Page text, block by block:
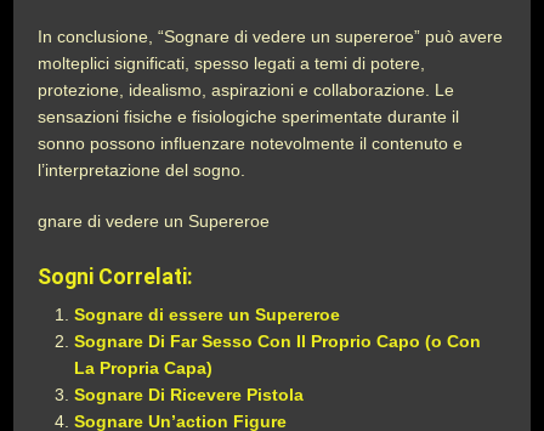
In conclusione, “Sognare di vedere un supereroe” può avere
molteplici significati, spesso legati a temi di potere,
protezione, idealismo, aspirazioni e collaborazione. Le
sensazioni fisiche e fisiologiche sperimentate durante il
sonno possono influenzare notevolmente il contenuto e
l’interpretazione del sogno.
gnare di vedere un Supereroe
Sogni Correlati:
Sognare di essere un Supereroe
Sognare Di Far Sesso Con Il Proprio Capo (o Con
La Propria Capa)
Sognare Di Ricevere Pistola
Sognare Un’action Figure